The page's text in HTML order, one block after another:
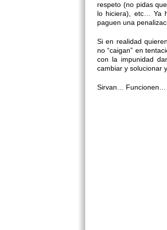
respeto (no pidas
lo hiciera), etc… Ya
paguen una
Si en realidad
no “caigan” en
con la impunidad
cambiar y solucionar
Sirvan… Funcionen…